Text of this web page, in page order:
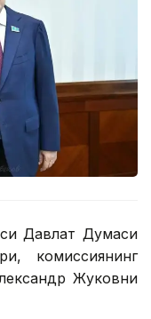
Давлат Думаси
комиссиянинг
Жуковни